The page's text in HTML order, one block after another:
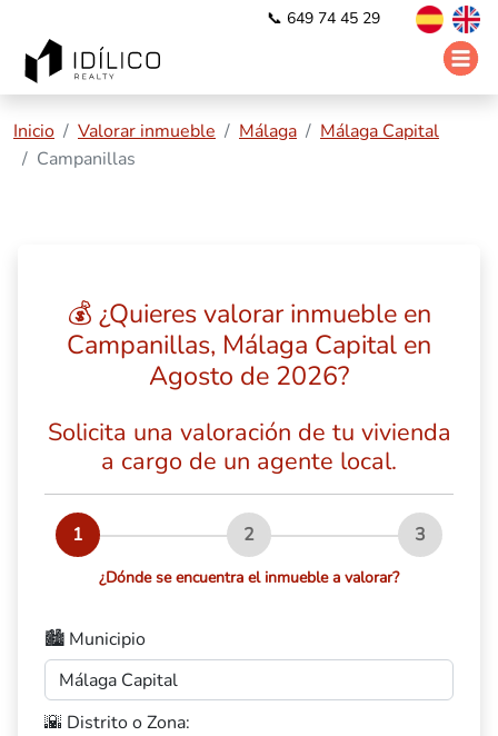
📞 649 74 45 29
Inicio Valorar inmueble Málaga
Málaga Capital
Campanillas
💰 ¿Quieres valorar inmueble en
Campanillas, Málaga Capital en
Agosto de 2026?
Solicita una valoración de tu vivienda
a cargo de un agente local.
1 2 3
¿Dónde se encuentra el inmueble a valorar?
🏙️ Municipio
🌇 Distrito o Zona: